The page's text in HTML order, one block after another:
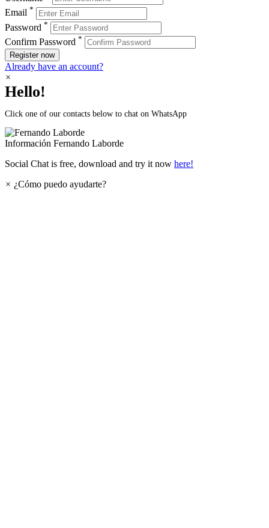
Email *
Password *
Confirm Password *
Register now
Already have an account?
×
Hello!
Click one of our contacts below to chat on WhatsApp
Información Fernando Laborde
Social Chat is free, download and try it now here!
× ¿Cómo puedo ayudarte?